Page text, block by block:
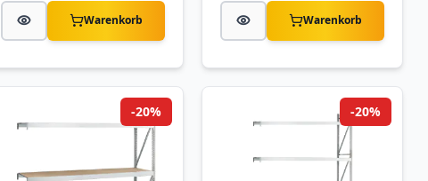
Warenkorb Warenkorb
-20% -20%